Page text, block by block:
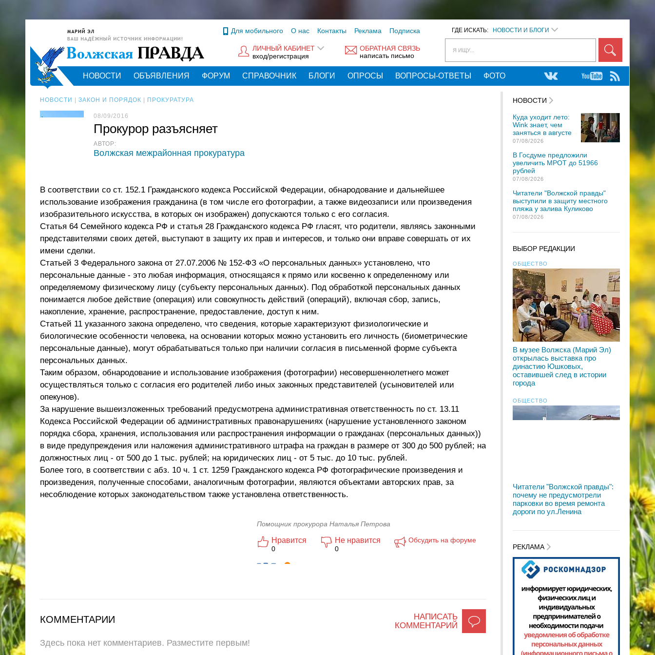
ГДЕ ИСКАТЬ: НОВОСТИ И БЛОГИ
Я ИЩУ...
Для мобильного О нас Контакты Реклама Подписка
ОБРАТНАЯ СВЯЗЬ
написать письмо
ЛИЧНЫЙ КАБИНЕТ
вход/регистрация
НОВОСТИ ОБЪЯВЛЕНИЯ ФОРУМ СПРАВОЧНИК БЛОГИ ОПРОСЫ ВОПРОСЫ-ОТВЕТЫ ФОТО
НОВОСТИ ЗАКОН И ПОРЯДОК ПРОКУРАТУРА
08/09/2016
Прокурор разъясняет
АВТОР:
Волжская межрайонная прокуратура
В соответствии со ст. 152.1 Гражданского кодекса Российской Федерации, обнародование и дальнейшее
использование изображения гражданина (в том числе его фотографии, а также видеозаписи или произведения
изобразительного искусства, в которых он изображен) допускаются только с его согласия.
Статья 64 Семейного кодекса РФ и статья 28 Гражданского кодекса РФ гласят, что родители, являясь законными
представителями своих детей, выступают в защиту их прав и интересов, и только они вправе совершать от их
имени сделки.
Статьей 3 Федерального закона от 27.07.2006 № 152-ФЗ «О персональных данных» установлено, что
персональные данные - это любая информация, относящаяся к прямо или косвенно к определенному или
определяемому физическому лицу (субъекту персональных данных). Под обработкой персональных данных
понимается любое действие (операция) или совокупность действий (операций), включая сбор, запись,
накопление, хранение, распространение, предоставление, доступ к ним.
Статьей 11 указанного закона определено, что сведения, которые характеризуют физиологические и
биологические особенности человека, на основании которых можно установить его личность (биометрические
персональные данные), могут обрабатываться только при наличии согласия в письменной форме субъекта
персональных данных.
Таким образом, обнародование и использование изображения (фотографии) несовершеннолетнего может
осуществляться только с согласия его родителей либо иных законных представителей (усыновителей или
опекунов).
За нарушение вышеизложенных требований предусмотрена административная ответственность по ст. 13.11
Кодекса Российской Федерации об административных правонарушениях (нарушение установленного законом
порядка сбора, хранения, использования или распространения информации о гражданах (персональных данных))
в виде предупреждения или наложения административного штрафа на граждан в размере от 300 до 500 рублей; на
должностных лиц - от 500 до 1 тыс. рублей; на юридических лиц - от 5 тыс. до 10 тыс. рублей.
Более того, в соответствии с абз. 10 ч. 1 ст. 1259 Гражданского кодекса РФ фотографические произведения и
произведения, полученные способами, аналогичным фотографии, являются объектами авторских прав, за
несоблюдение которых законодательством также установлена ответственность.
Помощник прокурора Наталья Петрова
Нравится
0
Не нравится
0
Обсудить на форуме
НАПИСАТЬ
КОММЕНТАРИЙ
КОММЕНТАРИИ
Здесь пока нет комментариев. Разместите первым!
НОВОСТИ
Куда уходит лето:
Wink знает, чем
заняться в августе
07/08/2026
В Госдуме предложили
увеличить МРОТ до 51966
рублей
07/08/2026
Читатели "Волжской правды"
выступили в защиту местного
пляжа у залива Куликово
07/08/2026
ВЫБОР РЕДАКЦИИ
ОБЩЕСТВО
В музее Волжска (Марий Эл)
открылась выставка про
династию Юшковых,
оставившей след в истории
города
ОБЩЕСТВО
Читатели "Волжской правды":
почему не предусмотрели
парковки во время ремонта
дороги по ул.Ленина
РЕКЛАМА